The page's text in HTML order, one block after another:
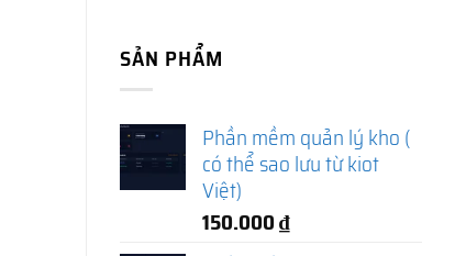
SẢN PHẨM
Phần mềm quản lý kho (
có thể sao lưu từ kiot
Việt)
150.000₫